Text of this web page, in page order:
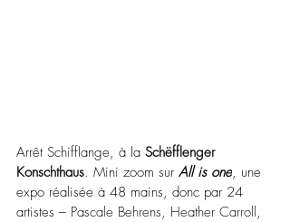
Arrêt Schifflange, à la Schëfflenger
Konschthaus. Mini zoom sur All is one, une
expo réalisée à 48 mains, donc par 24
artistes – Pascale Behrens, Heather Carroll,